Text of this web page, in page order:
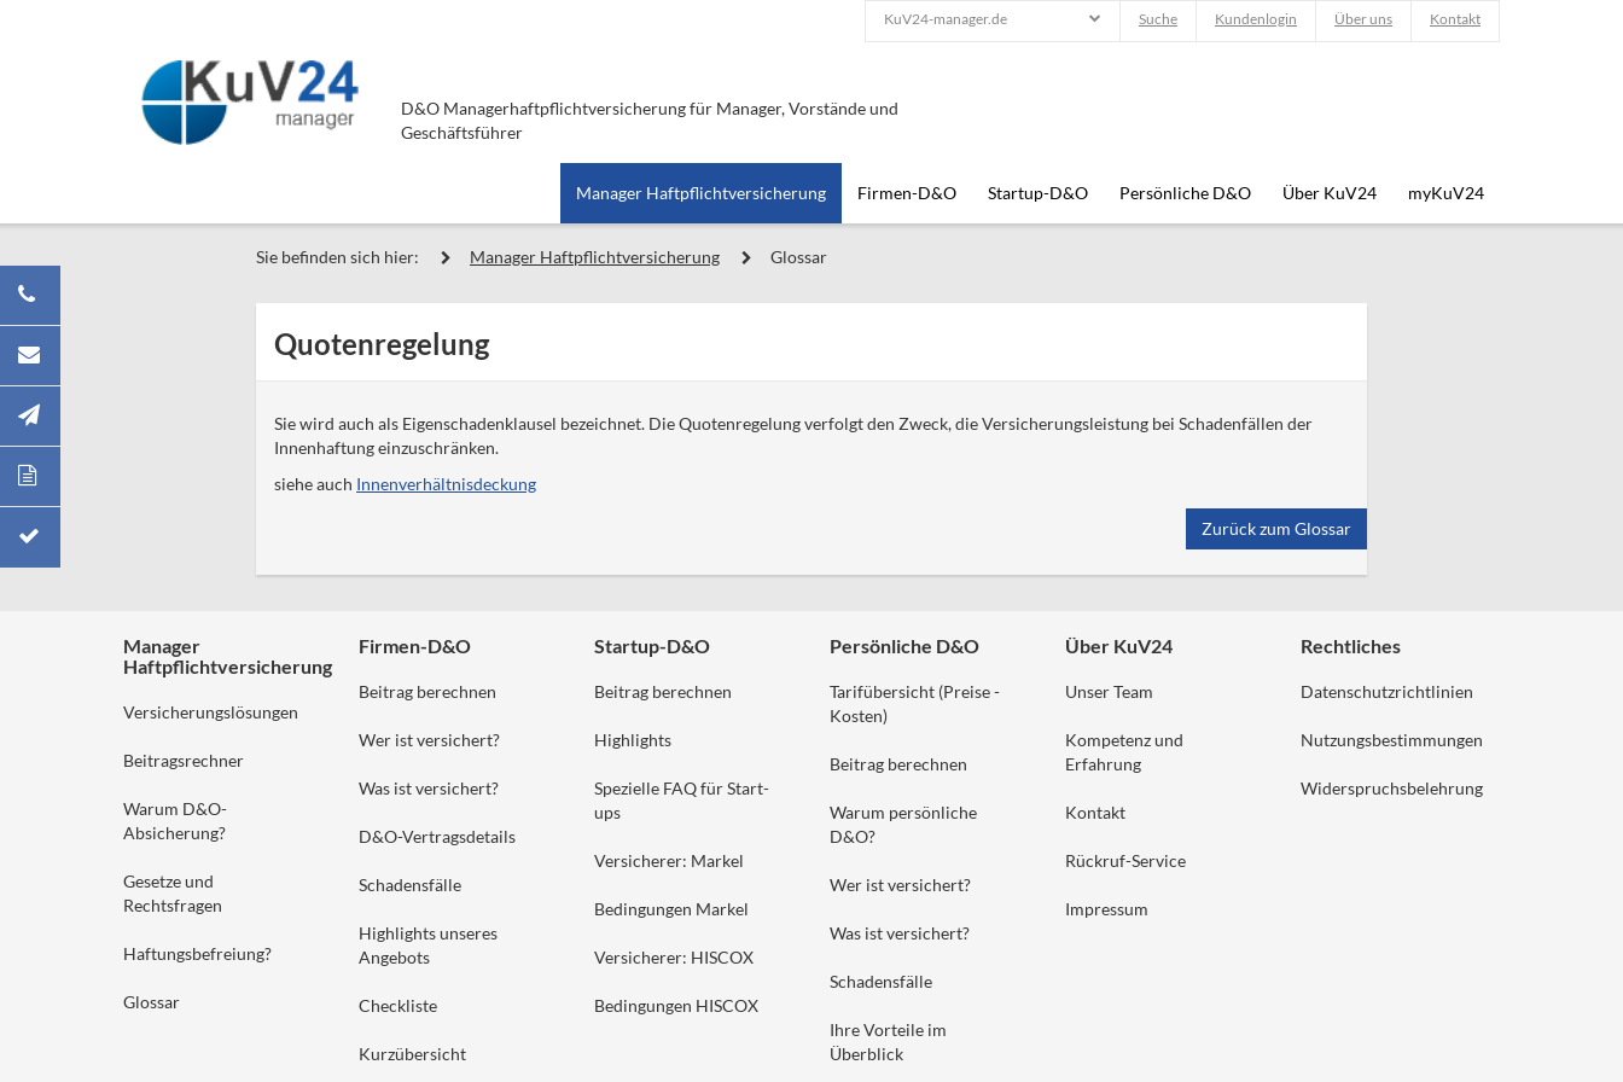
D&O Managerhaftpflichtversicherung für Manager, Vorstände und
Geschäftsführer
KuV24-manager.de Suche Kundenlogin Über uns Kontakt
Manager Haftpflichtversicherung Firmen-D&O Startup-D&O Persönliche D&O Über KuV24 myKuV24
Sie befinden sich hier: Manager Haftpflichtversicherung Glossar
Quotenregelung
Sie wird auch als Eigenschadenklausel bezeichnet. Die Quotenregelung verfolgt den Zweck, die Versicherungsleistung bei Schadenfällen der
Innenhaftung einzuschränken.
siehe auch Innenverhältnisdeckung
Zurück zum Glossar
Manager
Haftpflichtversicherung
Versicherungslösungen
Beitragsrechner
Warum D&O-
Absicherung?
Gesetze und
Rechtsfragen
Haftungsbefreiung?
Glossar
Firmen-D&O
Beitrag berechnen
Wer ist versichert?
Was ist versichert?
D&O-Vertragsdetails
Schadensfälle
Highlights unseres
Angebots
Checkliste
Kurzübersicht
Startup-D&O
Beitrag berechnen
Highlights
Spezielle FAQ für Start-
ups
Versicherer: Markel
Bedingungen Markel
Versicherer: HISCOX
Bedingungen HISCOX
Persönliche D&O
Tarifübersicht (Preise -
Kosten)
Beitrag berechnen
Warum persönliche
D&O?
Wer ist versichert?
Was ist versichert?
Schadensfälle
Ihre Vorteile im
Überblick
Über KuV24
Unser Team
Kompetenz und
Erfahrung
Kontakt
Rückruf-Service
Impressum
Rechtliches
Datenschutzrichtlinien
Nutzungsbestimmungen
Widerspruchsbelehrung